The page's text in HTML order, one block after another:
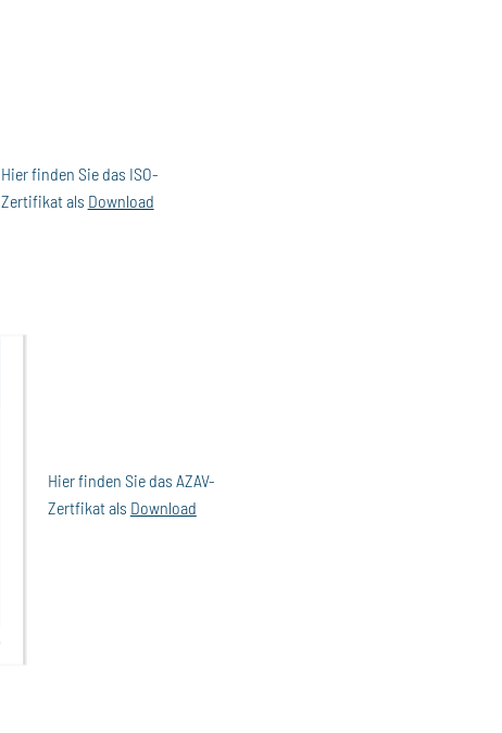
Hier finden Sie das ISO-
Zertifikat als Download
Hier finden Sie das AZAV-
Zertfikat als Download